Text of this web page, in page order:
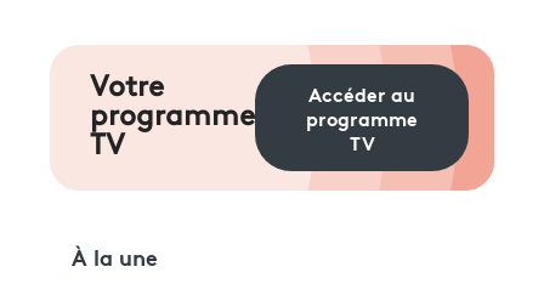
Votre
programme
TV
Accéder au
programme
TV
À la une